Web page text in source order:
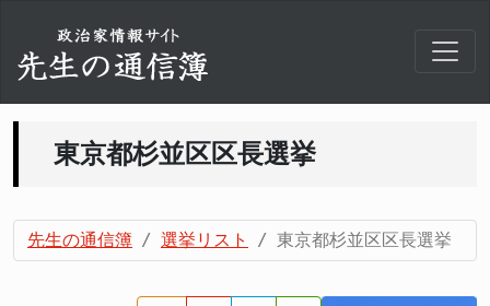
東京都杉並区区長選挙
先生の通信簿 選挙リスト 東京都杉並区区長選挙